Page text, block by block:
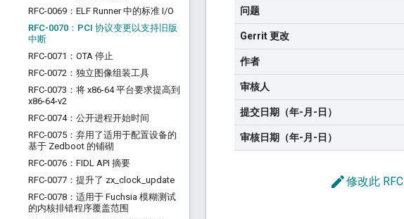
RFC-0069：ELF Runner 中的标准 I/O
RFC-0070：PCI 协议变更以支持旧版
中断
RFC-0071：OTA 停止
RFC-0072：独立图像组装工具
RFC-0073：将 x86-64 平台要求提高到
x86-64-v2
RFC-0074：公开进程开始时间
RFC-0075：弃用了适用于配置设备的
基于 Zedboot 的铺砌
RFC-0076：FIDL API 摘要
RFC-0077：提升了 zx clock update
RFC-0078：适用于 Fuchsia 模糊测试
的内核排错程序覆盖范围
问题
Gerrit 更改
作者
审核人
提交日期（年-月-日）
审核日期（年-月-日）
edit修改此 RFC